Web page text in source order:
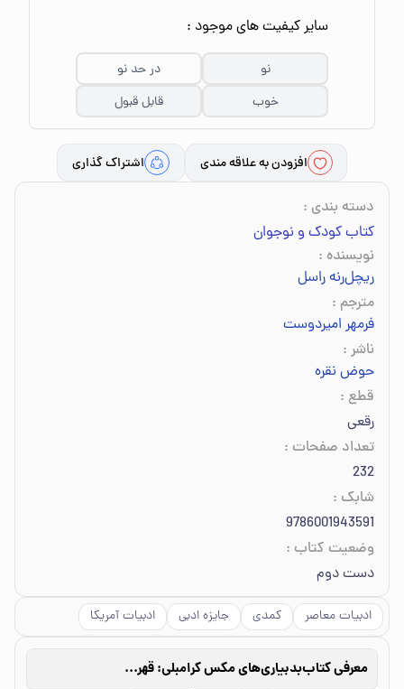
سایر کیفیت های موجود :
نو
در حد نو
خوب
قابل قبول
افزودن به علاقه مندی اشتراک گذاری
دسته بندی :
کتاب کودک و نوجوان
نویسنده :
ریچل‌رنه راسل
مترجم :
فرمهر امیردوست
ناشر :
حوض نقره
قطع :
رقعی
تعداد صفحات :
232
شابک :
9786001943591
وضعیت کتاب :
دست دوم
ادبیات معاصر کمدی جایزه ادبی ادبیات آمریکا
معرفی کتاب بدبیاری‌های مکس کرامبلی: قهرمان کمد